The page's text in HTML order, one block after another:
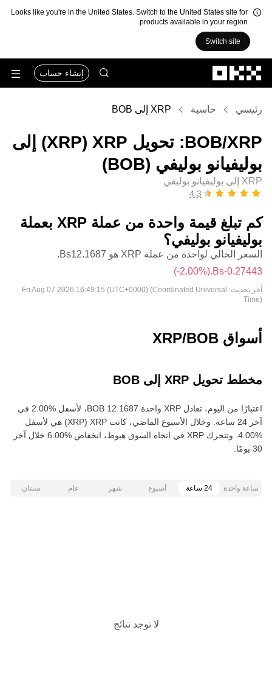
Looks like you're in the United States. Switch to the United States site for
products available in your region.
Switch site
إنشاء حساب
رئيسي حاسبة XRP إلى BOB
‏XRP/‏BOB: تحويل ‏XRP (‏XRP) إلى
‏بوليفيانو بوليفي (‏BOB)
XRP إلى بوليفيانو بوليفي
كم تبلغ قيمة واحدة من عملة ‏XRP بعملة
‏بوليفيانو بوليفي؟
السعر الحالي لواحدة من عملة XRP هو ‏‎‏‎12.1687‏‏Bs.‏
(‏‎‎-2.00‎%‎‏)
آخر تحديث: Fri Aug 07 2026 16:49:15 (UTC+0000) (Coordinated Universal
Time)
أسواق XRP/BOB
مخطط تحويل XRP إلى BOB
اعتبارًا من اليوم، تعادل XRP واحدة ‏‎‏‎12.1687‏‏ BOB‏، لأسفل‏ ‏‎2.00‎%‎‏ في
آخر 24 ساعة. وخلال الأسبوع الماضي، كانت XRP‏ (XRP) هي لأسفل‏
‏‎4.00‎%‎‏. وتتحرك XRP في اتجاه السوق هبوط‏، انخفاض‏ ‏‎6.00‎%‎‏ خلال آخر
30 يومًا.
ساعة واحدة 24 ساعة أسبوع شهر عام سنتان
لا توجد نتائج